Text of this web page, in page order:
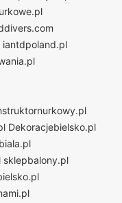
iantdpoland.pl
Dekoracjebielsko.pl
sklepbalony.pl